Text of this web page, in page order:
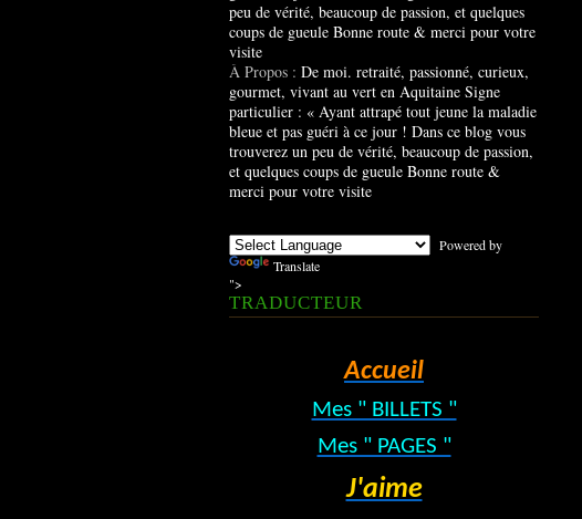
À Propos : De moi. retraité, passionné, curieux,
gourmet, vivant au vert en Aquitaine Signe
particulier : « Ayant attrapé tout jeune la maladie
bleue et pas guéri à ce jour ! Dans ce blog vous
trouverez un peu de vérité, beaucoup de passion,
et quelques coups de gueule Bonne route &
merci pour votre visite
Powered by
Translate
">
TRADUCTEUR
Accueil
Mes " BILLETS "
Mes " PAGES "
J'aime